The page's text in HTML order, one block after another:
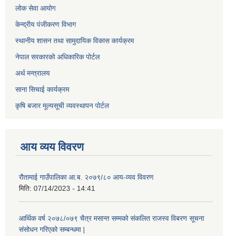
लोक सेवा आयोग
केन्द्रीय पंजीकरण विभाग
स्थानीय शासन तथा सामुदायिक विकास कार्यक्रम
नेपाल सरकारको अधिकारिक पोर्टल
अर्थ मन्त्रालय
साना सिचाई कार्यक्रम
कृषि बजार मूल्यसूची व्यवस्थापन पोर्टल
आय व्यय विवरण
रौतामाई गाउँपालिका आ.ब. २०७९/८० आय-व्यव विवरण
मिति: 07/14/2023 - 14:41
आर्थिक वर्ष २०७८/०७९ चैत्र मसान्त सम्मको संकलित राजस्व विबरण सूचना
संसोधन गरिएको सम्बन्धमा |